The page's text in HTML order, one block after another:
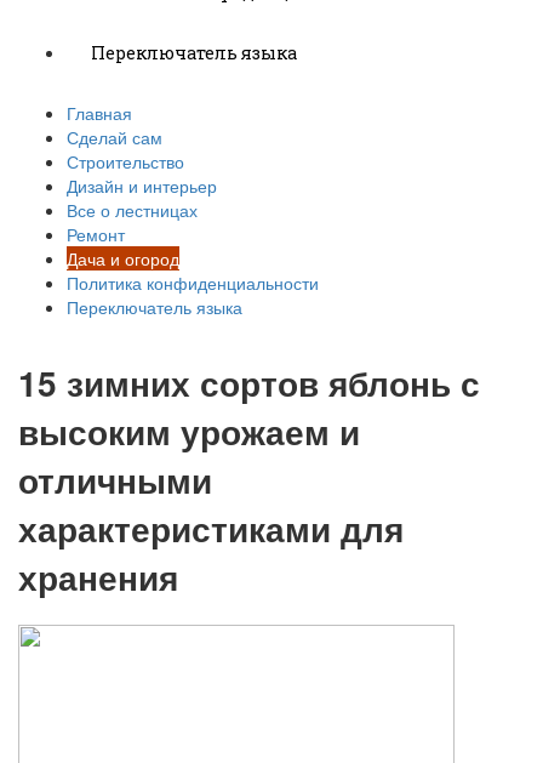
Переключатель языка
Главная
Сделай сам
Строительство
Дизайн и интерьер
Все о лестницах
Ремонт
Дача и огород
Политика конфиденциальности
Переключатель языка
15 зимних сортов яблонь с
высоким урожаем и
отличными
характеристиками для
хранения